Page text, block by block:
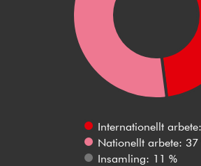
Internationellt
Nationellt arbete: 37
Insamling: 11 %